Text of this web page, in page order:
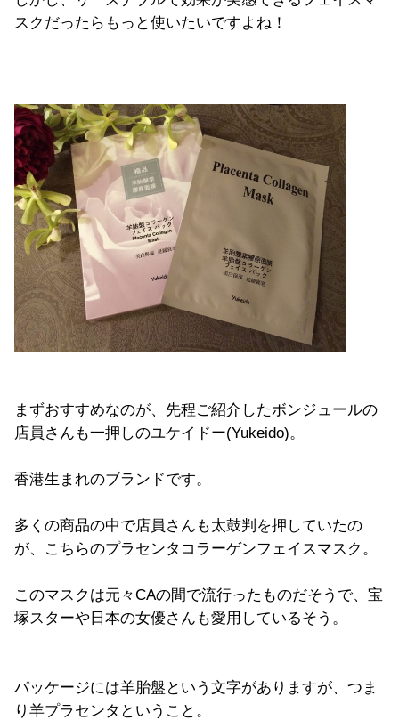
スクだったらもっと使いたいですよね！
まずおすすめなのが、先程ご紹介したボンジュールの
店員さんも一押しのユケイドー(Yukeido)。
香港生まれのブランドです。
多くの商品の中で店員さんも太鼓判を押していたの
が、こちらのプラセンタコラーゲンフェイスマスク。
このマスクは元々CAの間で流行ったものだそうで、宝
塚スターや日本の女優さんも愛用しているそう。
パッケージには羊胎盤という文字がありますが、つま
り羊プラセンタということ。